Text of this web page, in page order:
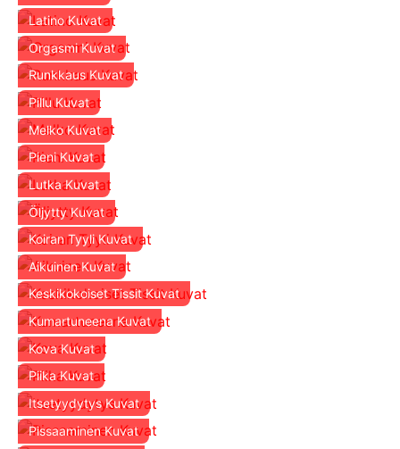
Latino Kuvat
Orgasmi Kuvat
Runkkaus Kuvat
Pillu Kuvat
Melko Kuvat
Pieni Kuvat
Lutka Kuvat
Öljytty Kuvat
Koiran Tyyli Kuvat
Aikuinen Kuvat
Keskikokoiset Tissit Kuvat
Kumartuneena Kuvat
Kova Kuvat
Piika Kuvat
Itsetyydytys Kuvat
Pissaaminen Kuvat